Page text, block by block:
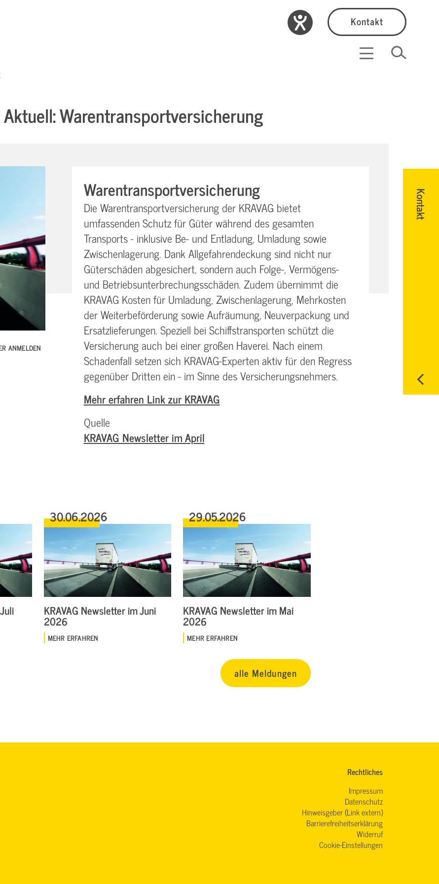
Kontakt
Kontakt
Aktuell: Warentransportversicherung
ANMELDEN
Warentransportversicherung
Die Warentransportversicherung der KRAVAG bietet
umfassenden Schutz für Güter während des gesamten
Transports - inklusive Be- und Entladung, Umladung sowie
Zwischenlagerung. Dank Allgefahrendeckung sind nicht nur
Güterschäden abgesichert, sondern auch Folge-, Vermögens-
und Betriebsunterbrechungsschäden. Zudem übernimmt die
KRAVAG Kosten für Umladung, Zwischenlagerung, Mehrkosten
der Weiterbeförderung sowie Aufräumung, Neuverpackung und
Ersatzlieferungen. Speziell bei Schiffstransporten schützt die
Versicherung auch bei einer großen Haverei. Nach einem
Schadenfall setzen sich KRAVAG-Experten aktiv für den Regress
gegenüber Dritten ein - im Sinne des Versicherungsnehmers.
Mehr erfahren Link zur KRAVAG
Quelle
KRAVAG Newsletter im April
30.06.2026
KRAVAG Newsletter im Juni
2026
MEHR ERFAHREN
29.05.2026
KRAVAG Newsletter im Mai
2026
MEHR ERFAHREN
alle Meldungen
Rechtliches
Impressum
Datenschutz
Hinweisgeber (Link extern)
Barrierefreiheitserklärung
Widerruf
Cookie-Einstellungen